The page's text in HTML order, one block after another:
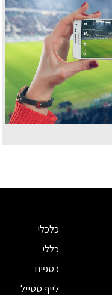
כלכלי
כללי
כספים
לייף סטייל